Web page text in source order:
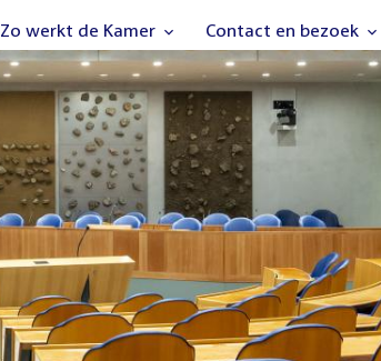
Zo werkt de Kamer Contact en bezoek